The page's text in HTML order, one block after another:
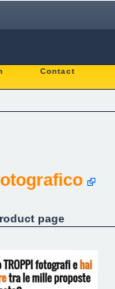
Contact
page